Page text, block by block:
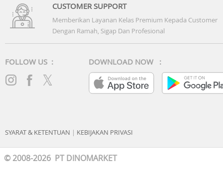
CUSTOMER SUPPORT
Memberikan Layanan Kelas Premium Kepada Customer
Dengan Ramah, Sigap Dan Profesional
FOLLOW US : DOWNLOAD NOW :
SYARAT & KETENTUAN | KEBIJAKAN PRIVASI
© 2008-2026 PT DINOMARKET